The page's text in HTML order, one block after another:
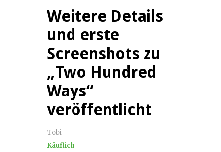
Weitere Details
und erste
Screenshots zu
„Two Hundred
Ways“
veröffentlicht
Tobi
Käuflich